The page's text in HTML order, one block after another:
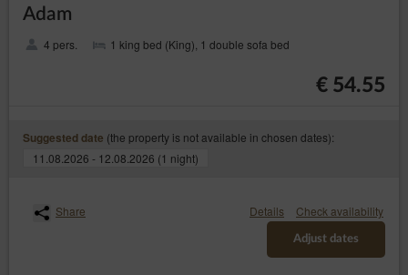
Adam
4 pers. 1 king bed (King), 1 double sofa bed
€ 54.55
Suggested date (the property is not available in chosen dates):
11.08.2026 - 12.08.2026 (1 night)
Share Details Check availability
Adjust dates